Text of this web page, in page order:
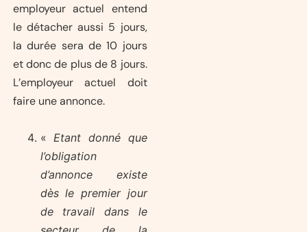
employeur actuel entend
le détacher aussi 5 jours,
la durée sera de 10 jours
et donc de plus de 8 jours.
L’employeur actuel doit
faire une annonce.
« Etant donné que
l’obligation
d’annonce existe
dès le premier jour
de travail dans le